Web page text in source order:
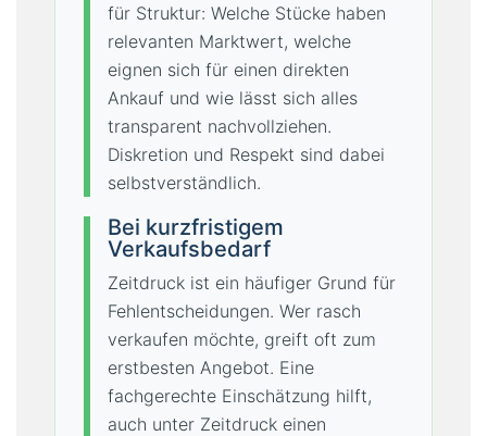
für Struktur: Welche Stücke haben
relevanten Marktwert, welche
eignen sich für einen direkten
Ankauf und wie lässt sich alles
transparent nachvollziehen.
Diskretion und Respekt sind dabei
selbstverständlich.
Bei kurzfristigem
Verkaufsbedarf
Zeitdruck ist ein häufiger Grund für
Fehlentscheidungen. Wer rasch
verkaufen möchte, greift oft zum
erstbesten Angebot. Eine
fachgerechte Einschätzung hilft,
auch unter Zeitdruck einen